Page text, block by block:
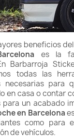
beneficios del
es la
Barbarroja
todas las
necesarias para
en casa o contar
para un acabado
en Barcelona
como para
de vehículos.